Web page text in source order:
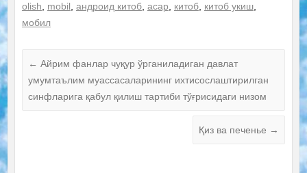
olish
mobil андроид китоб, асар китоб, китоб укиш,
мобил
← Айрим фанлар чуқур ўрганиладиган давлат
умумтаълим муассасаларининг ихтисослаштирилган
синфларига қабул қилиш тартиби тўғрисидаги низом
Қиз ва печенье →